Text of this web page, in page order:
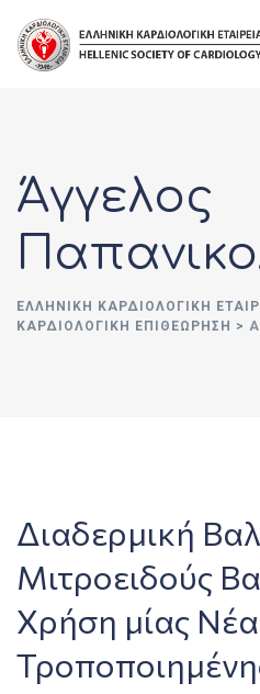
content
Άγγελος
ΕΛΛΗΝΙΚΉ ΚΑΡΔΙΟΛΟΓΙΚΉ
ΚΑΡΔΙΟΛΟΓΙΚΗ ΕΠΙΘΕΩΡΗΣΗ >
Διαδερμική
Μιτροειδούς
Χρήση μίας